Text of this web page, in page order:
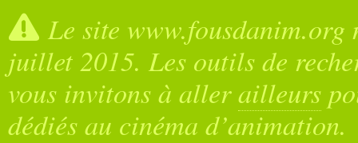
Le site
juillet 2015. Les outils de
vous invitons à allerailleurs
dédiés au cinéma d’animation.